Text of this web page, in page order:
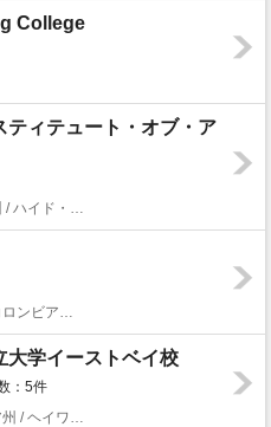
College
ティテュート・オブ・ア
アメリカ / ニューヨーク州 / ハイド・パーク
カナダ / ブリティッシュコロンビア州 / ノース・バンクーバー
大学イーストベイ校
：5件
アメリカ / カリフォルニア州 / ヘイワード